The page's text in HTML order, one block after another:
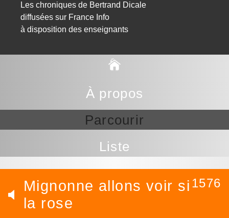
Les chroniques de Bertrand Dicale
diffusées sur France Info
à disposition des enseignants
À propos
Parcourir
Liste
1576
Mignonne allons voir si
la rose